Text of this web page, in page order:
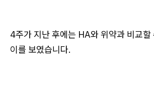
4주가 지난 후에는 HA와 위약과 비교할
이를 보였습니다.